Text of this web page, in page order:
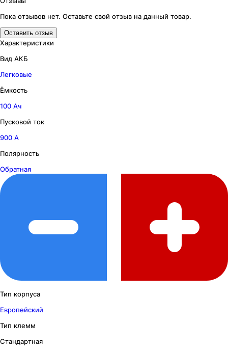
Пока отзывов нет. Оставьте свой отзыв на данный товар.
Оставить отзыв
Характеристики
Вид АКБ
Легковые
Ёмкость
100 Ач
Пусковой ток
900 А
Полярность
Обратная
Тип корпуса
Европейский
Тип клемм
Стандартная